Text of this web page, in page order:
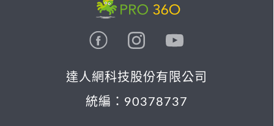
達人網科技股份有限公司
統編：90378737